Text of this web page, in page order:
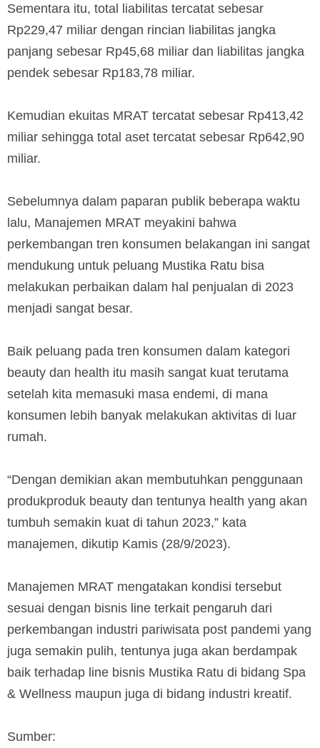
Sementara itu, total liabilitas tercatat sebesar
Rp229,47 miliar dengan rincian liabilitas jangka
panjang sebesar Rp45,68 miliar dan liabilitas jangka
pendek sebesar Rp183,78 miliar.
Kemudian ekuitas MRAT tercatat sebesar Rp413,42
miliar sehingga total aset tercatat sebesar Rp642,90
miliar.
Sebelumnya dalam paparan publik beberapa waktu
lalu, Manajemen MRAT meyakini bahwa
perkembangan tren konsumen belakangan ini sangat
mendukung untuk peluang Mustika Ratu bisa
melakukan perbaikan dalam hal penjualan di 2023
menjadi sangat besar.
Baik peluang pada tren konsumen dalam kategori
beauty dan health itu masih sangat kuat terutama
setelah kita memasuki masa endemi, di mana
konsumen lebih banyak melakukan aktivitas di luar
rumah.
“Dengan demikian akan membutuhkan penggunaan
produkproduk beauty dan tentunya health yang akan
tumbuh semakin kuat di tahun 2023,” kata
manajemen, dikutip Kamis (28/9/2023).
Manajemen MRAT mengatakan kondisi tersebut
sesuai dengan bisnis line terkait pengaruh dari
perkembangan industri pariwisata post pandemi yang
juga semakin pulih, tentunya juga akan berdampak
baik terhadap line bisnis Mustika Ratu di bidang Spa
& Wellness maupun juga di bidang industri kreatif.
Sumber: